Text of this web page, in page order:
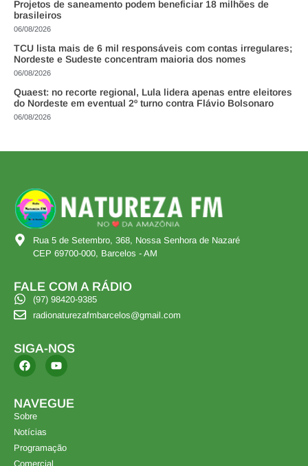
Projetos de saneamento podem beneficiar 18 milhões de
brasileiros
06/08/2026
TCU lista mais de 6 mil responsáveis com contas irregulares;
Nordeste e Sudeste concentram maioria dos nomes
06/08/2026
Quaest: no recorte regional, Lula lidera apenas entre eleitores
do Nordeste em eventual 2º turno contra Flávio Bolsonaro
06/08/2026
Rua 5 de Setembro, 368, Nossa Senhora de Nazaré
CEP 69700-000, Barcelos - AM
FALE COM A RÁDIO
(97) 98420-9385
radionaturezafmbarcelos@gmail.com
SIGA-NOS
NAVEGUE
Sobre
Notícias
Programação
Comercial